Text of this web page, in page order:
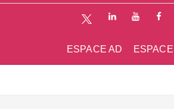
ESPACE AD